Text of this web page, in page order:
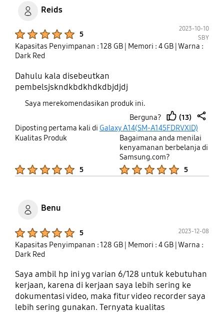
Reids
5
2023-10-10
SBY
Kapasitas Penyimpanan : 128 GB | Memori : 4 GB | Warna :
Dark Red
Dahulu kala disebeutkan
pembelsjskndkbdkhdkdbjdjdj
Saya merekomendasikan produk ini.
Berguna?
thumb
up
(13)
share
Diposting pertama kali di Galaxy A14(SM-A145FDRVXID)
Kualitas Produk
5
Bagaimana anda menilai
kenyamanan berbelanja di
Samsung.com?
5
Benu
5 2023-12-08
Kapasitas Penyimpanan : 128 GB | Memori : 4 GB | Warna :
Dark Red
Saya ambil hp ini yg varian 6/128 untuk kebutuhan
kerjaan, karena di kerjaan saya lebih sering ke
dokumentasi video, maka fitur video recorder saya
lebih sering gunakan. Ternyata kualitas